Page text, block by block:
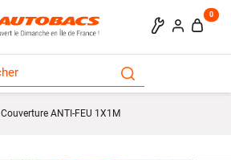
0
Couverture ANTI-FEU 1X1M